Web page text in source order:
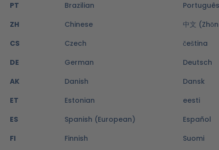
PT
Brazilian
Português
ZH
Chinese
中文
CS
Czech
čeština
DE
German
Deutsch
AK
Danish
Dansk
ET
Estonian
eesti
ES
Spanish (European)
Español
FI
Finnish
Suomi